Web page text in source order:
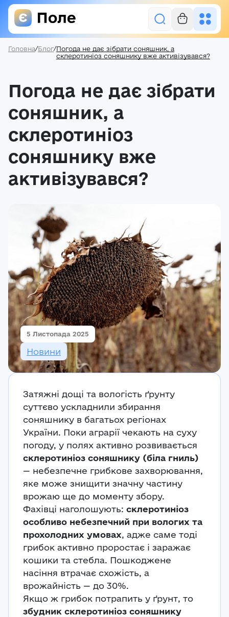
Увійти
Засоби захисту рослин
Насіння
Добрива
Про нас
Контакти
Реєстрація
Ми на зв’язку
(096) 556 55 56
м.Київ, вулиця Василя Кучера, будинок 3
Закрити
Головна/Блог/Погода не дає зібрати соняшник, а
склеротиніоз соняшнику вже активізувався?
Погода не дає зібрати
соняшник, а
склеротиніоз
соняшнику вже
активізувався?
5 Листопада 2025
Новини
Затяжні дощі та вологість ґрунту
суттєво ускладнили збирання
соняшнику в багатьох регіонах
України. Поки аграрії чекають на суху
погоду, у полях активно розвивається
склеротиніоз соняшнику (біла гниль)
— небезпечне грибкове захворювання,
яке може знищити значну частину
врожаю ще до моменту збору.
Фахівці наголошують: склеротиніоз
особливо небезпечний при вологих та
прохолодних умовах, адже саме тоді
грибок активно проростає і заражає
кошики та стебла. Пошкоджене
насіння втрачає схожість, а
врожайність — до 30%.
Якщо ж грибок потрапить у ґрунт, то
збудник склеротиніоз соняшнику